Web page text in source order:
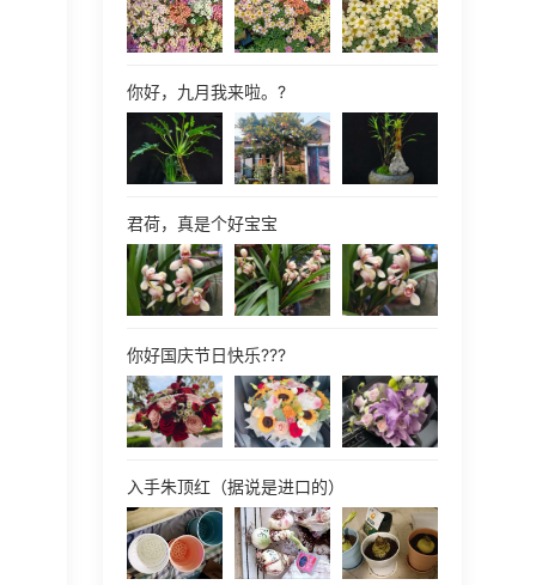
你好，九月我来啦。?
君荷，真是个好宝宝
你好国庆节日快乐???
入手朱顶红（据说是进口的）